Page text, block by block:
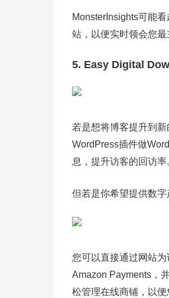
MonsterInsights可能
站，以便实时领会您最
5. Easy Digital
若是想将博客提升到
WordPress插件做
息，提升访客的回访率
但若是你希望提供数
您可以直接通过网站
Amazon Payments，
松管理在线商铺，以便